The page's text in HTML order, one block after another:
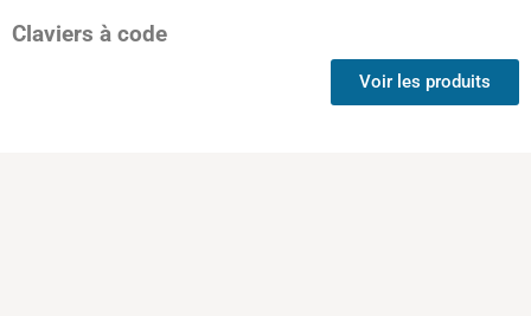
Claviers à code
Voir les produits